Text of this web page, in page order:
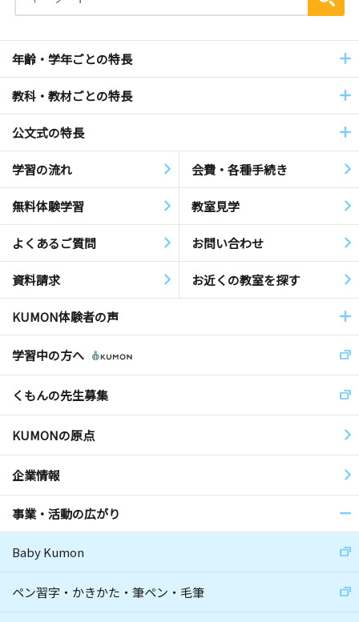
年齢・学年ごとの特長
教科・教材ごとの特長
公文式の特長
学習の流れ 会費・各種手続き
無料体験学習 教室見学
よくあるご質問 お問い合わせ
資料請求 お近くの教室を探す
KUMON体験者の声
学習中の方へ
くもんの先生募集
KUMONの原点
企業情報
事業・活動の広がり
Baby Kumon
ペン習字・かきかた・筆ペン・毛筆